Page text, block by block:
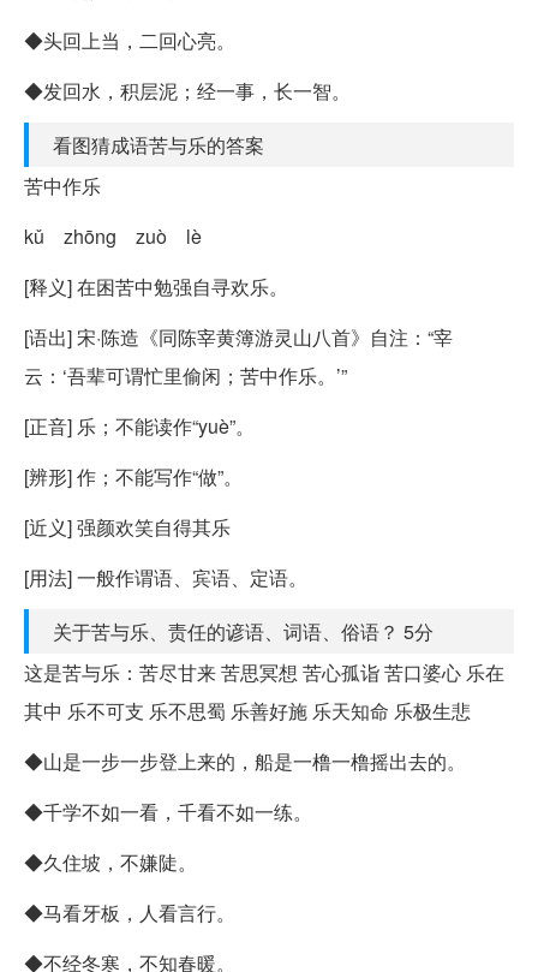
◆头回上当，二回心亮。
◆发回水，积层泥；经一事，长一智。
看图猜成语苦与乐的答案
苦中作乐
kǔ zhōng zuò lè
[释义] 在困苦中勉强自寻欢乐。
[语出] 宋·陈造《同陈宰黄簿游灵山八首》自注：“宰
云：‘吾辈可谓忙里偷闲；苦中作乐。’”
[正音] 乐；不能读作“yuè”。
[辨形] 作；不能写作“做”。
[近义] 强颜欢笑自得其乐
[用法] 一般作谓语、宾语、定语。
关于苦与乐、责任的谚语、词语、俗语？ 5分
这是苦与乐：苦尽甘来 苦思冥想 苦心孤诣 苦口婆心 乐在
其中 乐不可支 乐不思蜀 乐善好施 乐天知命 乐极生悲
◆山是一步一步登上来的，船是一橹一橹摇出去的。
◆千学不如一看，千看不如一练。
◆久住坡，不嫌陡。
◆马看牙板，人看言行。
◆不经冬寒，不知春暖。